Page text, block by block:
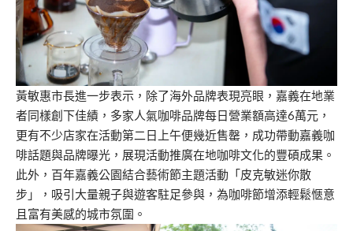
黃敏惠市長進一步表示，除了海外品牌表現亮眼，嘉義在地業
者同樣創下佳績，多家人氣咖啡品牌每日營業額高達6萬元，
更有不少店家在活動第二日上午便幾近售罄，成功帶動嘉義咖
啡話題與品牌曝光，展現活動推廣在地咖啡文化的豐碩成果。
此外，百年嘉義公園結合藝術節主題活動「皮克敏迷你散
步」，吸引大量親子與遊客駐足參與，為咖啡節增添輕鬆愜意
且富有美感的城市氛圍。